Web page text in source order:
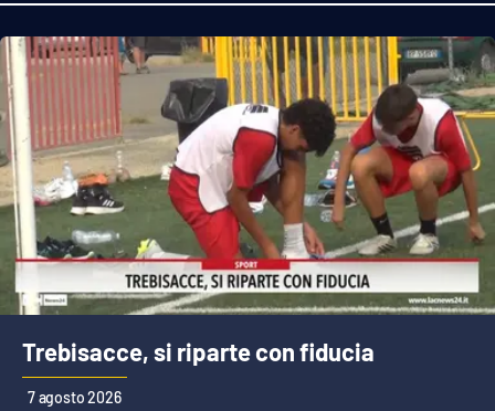
Editoriali
VIDEO
Ambiente
Cronaca
Cultura
Economia e Lavoro
Trebisacce, si riparte con fiducia
7 agosto 2026